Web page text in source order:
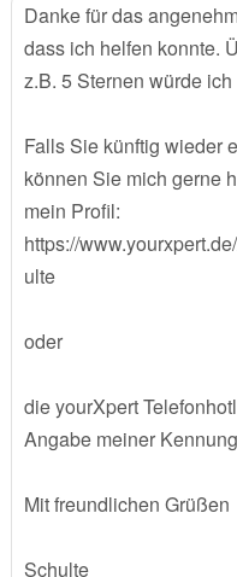
Danke für das
dass ich helfen konnte.
z.B. 5 Sternen würde
Falls Sie künftig wieder
können Sie mich gerne
mein Profil:
https://
ulte
oder
die yourXpert
Angabe meiner
Mit freundlichen Grüßen
Schulte